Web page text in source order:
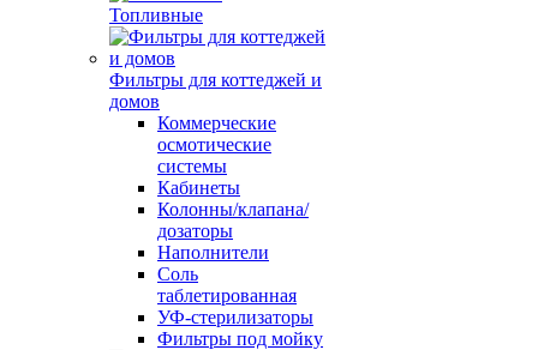
Топливные
Фильтры для коттеджей и
домов
Коммерческие
осмотические
системы
Кабинеты
Колонны/клапана/
дозаторы
Наполнители
Соль
таблетированная
УФ-стерилизаторы
Фильтры под мойку